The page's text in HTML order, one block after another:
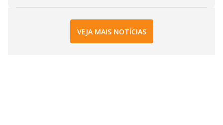
VEJA MAIS NOTÍCIAS